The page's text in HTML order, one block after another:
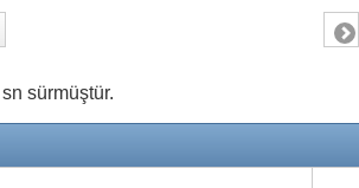
sn sürmüştür.